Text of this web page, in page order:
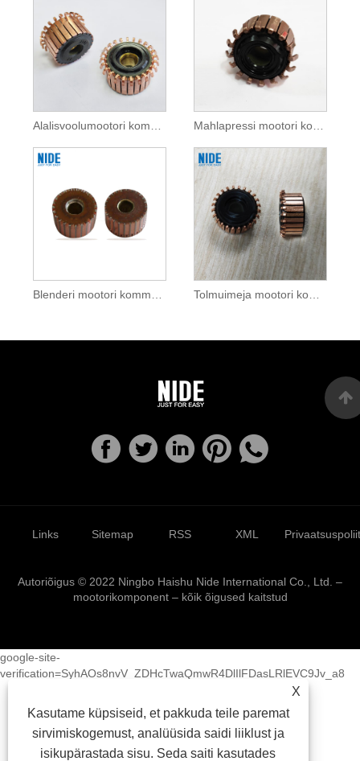
Alalisvoolumootori kommutaator kodumasinatele Mahlapressi mootori kommutaator kodumasinatele
X
Kasutame küpsiseid, et pakkuda teile paremat
sirvimiskogemust, analüüsida saidi liiklust ja
isikupärastada sisu. Seda saiti kasutades
Links Sitemap RSS XML
Autoriõigus © 2022 Ningbo Haishu Nide International Co., Ltd. –
mootorikomponent – ​​kõik õigused kaitstud
google-site-
verification=SyhAOs8nvV_ZDHcTwaQmwR4DlIlFDasLRlEVC9Jv_a8